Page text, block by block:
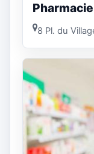
8 Pl. du